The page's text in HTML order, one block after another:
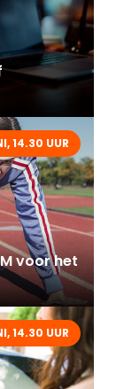
14.30 UUR
voor het
14.30 UUR